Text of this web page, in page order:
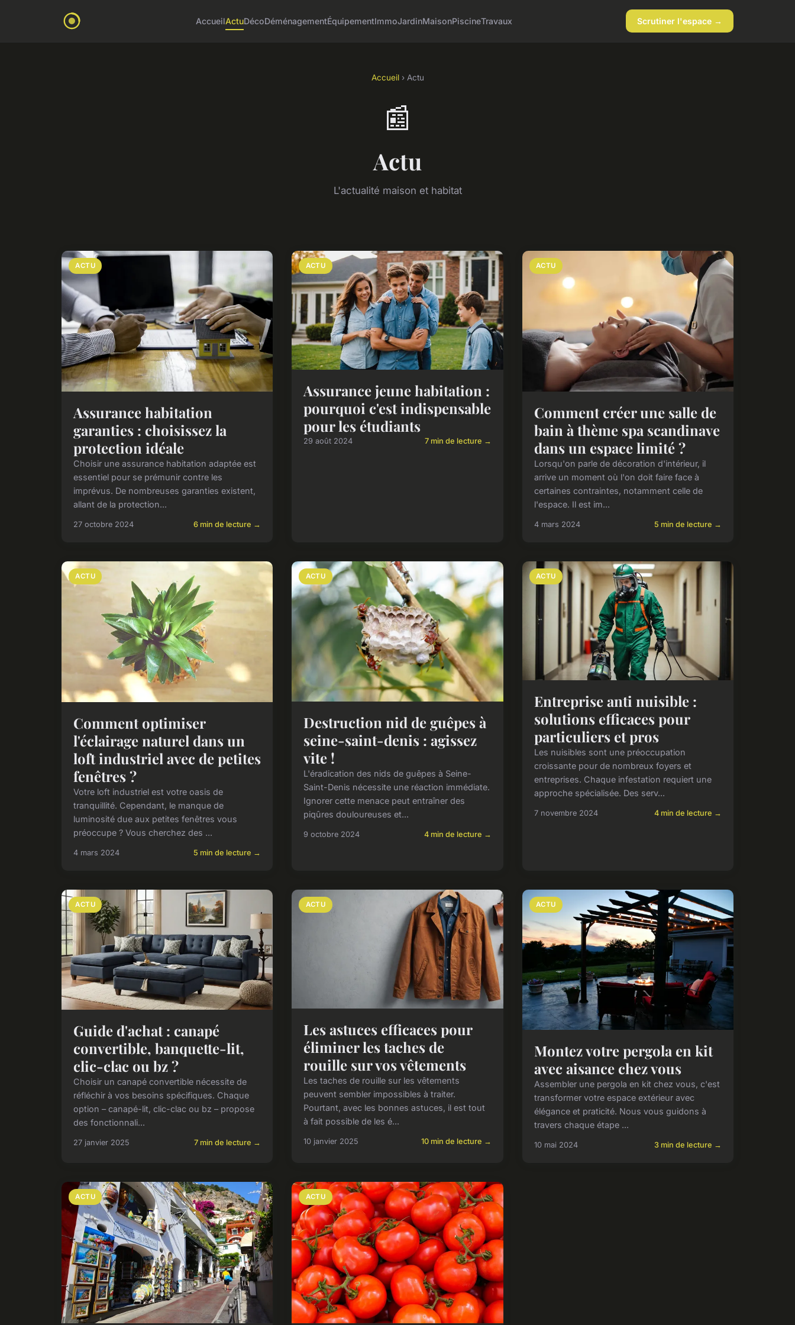
AccueilActuDécoDéménagementÉquipementImmoJardinMaisonPiscineTravaux Scrutiner l'espace →
Accueil› Actu
📰
Actu
L'actualité maison et habitat
ACTU
Assurance habitation
garanties : choisissez la
protection idéale
Choisir une assurance habitation adaptée est
essentiel pour se prémunir contre les
imprévus. De nombreuses garanties existent,
allant de la protection...
27 octobre 2024 6 min de lecture →
ACTU
Assurance jeune habitation :
pourquoi c'est indispensable
pour les étudiants
29 août 2024 7 min de lecture →
ACTU
Comment créer une salle de
bain à thème spa scandinave
dans un espace limité ?
Lorsqu'on parle de décoration d'intérieur, il
arrive un moment où l'on doit faire face à
certaines contraintes, notamment celle de
l'espace. Il est im...
4 mars 2024 5 min de lecture →
ACTU
Comment optimiser
l'éclairage naturel dans un
loft industriel avec de petites
fenêtres ?
Votre loft industriel est votre oasis de
tranquillité. Cependant, le manque de
luminosité due aux petites fenêtres vous
préoccupe ? Vous cherchez des ...
4 mars 2024 5 min de lecture →
ACTU
Destruction nid de guêpes à
seine-saint-denis : agissez
vite !
L'éradication des nids de guêpes à Seine-
Saint-Denis nécessite une réaction immédiate.
Ignorer cette menace peut entraîner des
piqûres douloureuses et...
9 octobre 2024 4 min de lecture →
ACTU
Entreprise anti nuisible :
solutions efficaces pour
particuliers et pros
Les nuisibles sont une préoccupation
croissante pour de nombreux foyers et
entreprises. Chaque infestation requiert une
approche spécialisée. Des serv...
7 novembre 2024 4 min de lecture →
ACTU
Guide d'achat : canapé
convertible, banquette-lit,
clic-clac ou bz ?
Choisir un canapé convertible nécessite de
réfléchir à vos besoins spécifiques. Chaque
option – canapé-lit, clic-clac ou bz – propose
des fonctionnali...
27 janvier 2025 7 min de lecture →
ACTU
Les astuces efficaces pour
éliminer les taches de
rouille sur vos vêtements
Les taches de rouille sur les vêtements
peuvent sembler impossibles à traiter.
Pourtant, avec les bonnes astuces, il est tout
à fait possible de les é...
10 janvier 2025 10 min de lecture →
ACTU
Montez votre pergola en kit
avec aisance chez vous
Assembler une pergola en kit chez vous, c'est
transformer votre espace extérieur avec
élégance et praticité. Nous vous guidons à
travers chaque étape ...
10 mai 2024 3 min de lecture →
ACTU ACTU